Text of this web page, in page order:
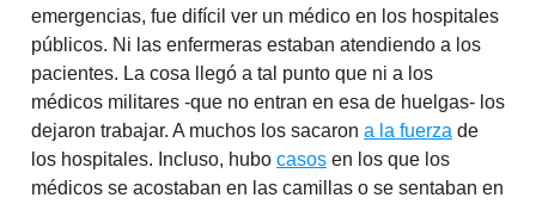
emergencias, fue difícil ver un médico en los hospitales
públicos. Ni las enfermeras estaban atendiendo a los
pacientes. La cosa llegó a tal punto que ni a los
médicos militares -que no entran en esa de huelgas- los
dejaron trabajar. A muchos los sacaron a la fuerza de
los hospitales. Incluso, hubo casos en los que los
médicos se acostaban en las camillas o se sentaban en